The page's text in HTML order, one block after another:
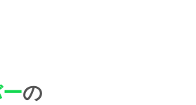
の